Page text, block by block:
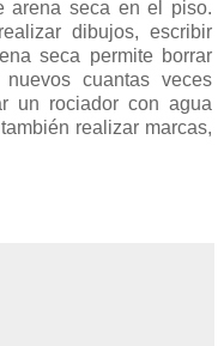
arena seca en el piso.
dibujos, escribir
seca permite borrar
cuantas veces
un rociador con agua
realizar marcas,